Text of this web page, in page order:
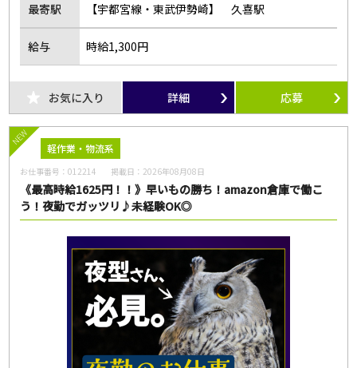
最寄駅 【宇都宮線・東武伊勢崎】 久喜駅
給与 時給1,300円
お気に入り 詳細 応募
NEW
軽作業・物流系
お仕事番号：012214 掲載日： 2026年08月08日
《最高時給1625円！！》早いもの勝ち！amazon倉庫で働こ
う！夜勤でガッツリ♪未経験OK◎